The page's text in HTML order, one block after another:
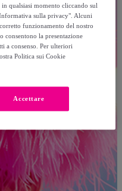
qualsiasi momento cliccando sul
sulla privacy". Alcuni
funzionamento del nostro
la presentazione
a consenso. Per ulteriori
Politica sui Cookie
Accettare